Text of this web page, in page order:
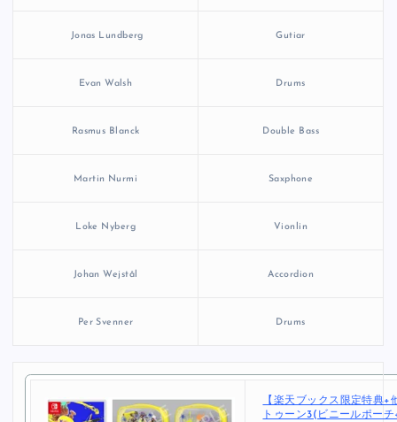
Jonas Lundberg Gutiar
Evan Walsh Drums
Rasmus Blanck Double Bass
Martin Nurmi Saxphone
Loke Nyberg Vionlin
Johan Wejstål Accordion
Per Svenner Drums
【楽天ブックス限定特典+
トゥーン3(ビニールポー